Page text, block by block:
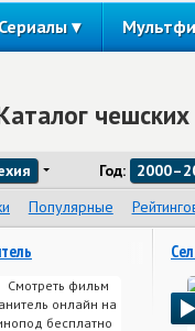
Сериалы
Год:
Популярные